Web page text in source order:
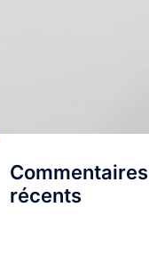
Commentaires
récents